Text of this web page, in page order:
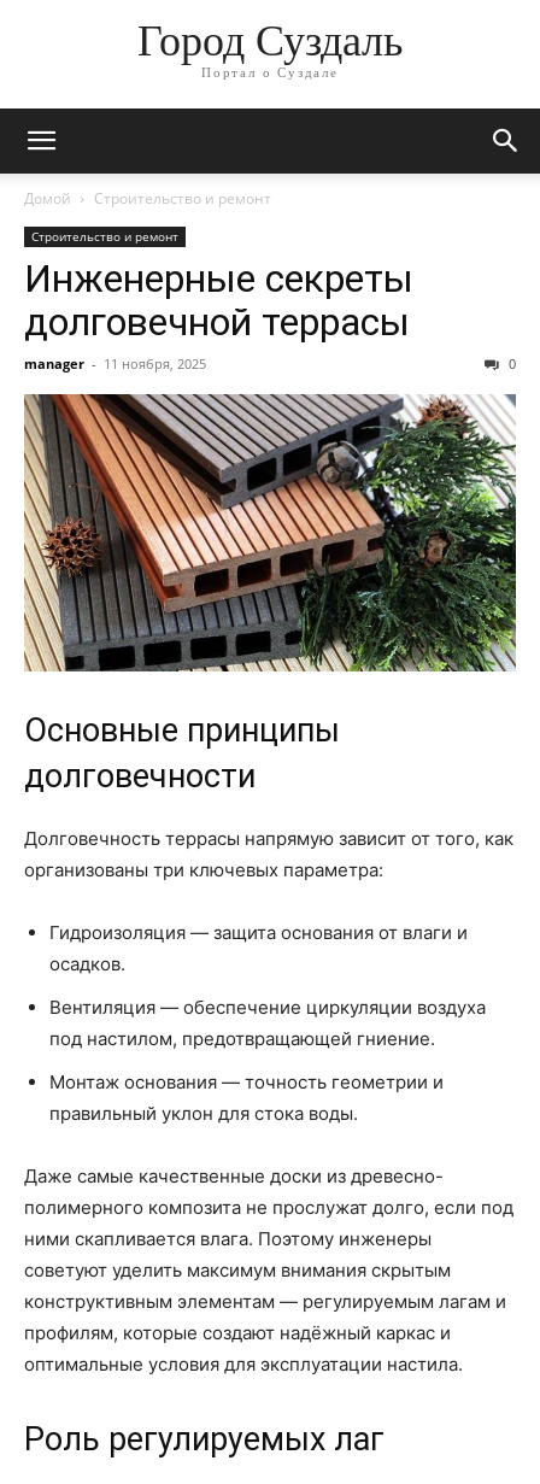
Город Суздаль
Портал о Суздале
Домой Строительство и ремонт
Строительство и ремонт
Инженерные секреты
долговечной террасы
manager - 11 ноября, 2025 0
Основные принципы
долговечности
Долговечность террасы напрямую зависит от того, как
организованы три ключевых параметра:
Гидроизоляция — защита основания от влаги и
осадков.
Вентиляция — обеспечение циркуляции воздуха
под настилом, предотвращающей гниение.
Монтаж основания — точность геометрии и
правильный уклон для стока воды.
Даже самые качественные доски из древесно-
полимерного композита не прослужат долго, если под
ними скапливается влага. Поэтому инженеры
советуют уделить максимум внимания скрытым
конструктивным элементам — регулируемым лагам и
профилям, которые создают надёжный каркас и
оптимальные условия для эксплуатации настила.
Роль регулируемых лаг